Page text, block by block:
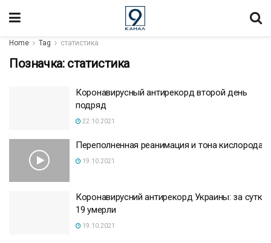
Home Tag статистика
Позначка: статистика
Коронавирусный антирекорд второй день
подряд
22.10.2021
Переполненная реанимация и тона кислорода
19.10.2021
Коронавирусний антирекорд Украины: за сутки
19 умерли
19.10.2021